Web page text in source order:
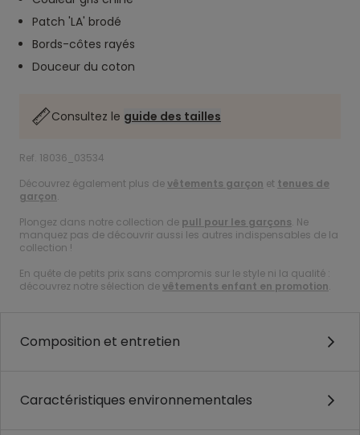
Patch 'LA' brodé
Bords-côtes rayés
Douceur du coton
Consultez le guide des tailles
Ref. 18036_03534
Découvrez également plus devêtements garçon et tenues de
garçon.
Plongez dans notre collection de pull pour les garçons. Ne
manquez pas de découvrir aussi les autres indispensables de la
collection !
En quête de petits prix sans compromis sur le style ni la qualité :
découvrez notre sélection devêtements enfant en promotion.
Composition et entretien
Caractéristiques environnementales